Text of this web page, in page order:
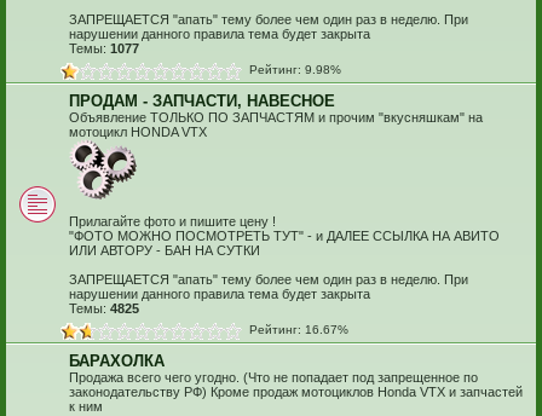
ЗАПРЕЩАЕТСЯ "апать" тему более чем один раз в неделю. При
нарушении данного правила тема будет закрыта
Темы: 1077
Рейтинг: 9.98%
ПРОДАМ - ЗАПЧАСТИ, НАВЕСНОЕ
Объявление ТОЛЬКО ПО ЗАПЧАСТЯМ и прочим "вкусняшкам" на
мотоцикл HONDA VTX
Прилагайте фото и пишите цену !
"ФОТО МОЖНО ПОСМОТРЕТЬ ТУТ" - и ДАЛЕЕ ССЫЛКА НА АВИТО
ИЛИ АВТОРУ - БАН НА СУТКИ
ЗАПРЕЩАЕТСЯ "апать" тему более чем один раз в неделю. При
нарушении данного правила тема будет закрыта
Темы: 4825
Рейтинг: 16.67%
БАРАХОЛКА
Продажа всего чего угодно. (Что не попадает под запрещенное по
законодательству РФ) Кроме продаж мотоциклов Honda VTX и запчастей
к ним